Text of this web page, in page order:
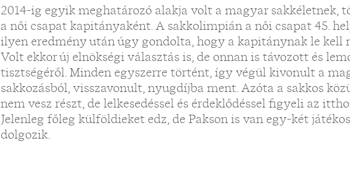
2014-ig egyik meghatározó alakja volt a magyar sakkéletnek,
a női csapat kapitányaként. A sakkolimpián a női csapat 45.
ilyen eredmény után úgy gondolta, hogy a kapitánynak le kell
Volt ekkor új elnökségi választás is, de onnan is távozott és
tisztségéről. Minden egyszerre történt, így végül kivonult a
sakkozásból, visszavonult, nyugdíjba ment. Azóta a sakkos
nem vesz részt, de lelkesedéssel és érdeklődéssel figyeli az
Jelenleg főleg külföldieket edz, de Pakson is van egy-két
dolgozik.